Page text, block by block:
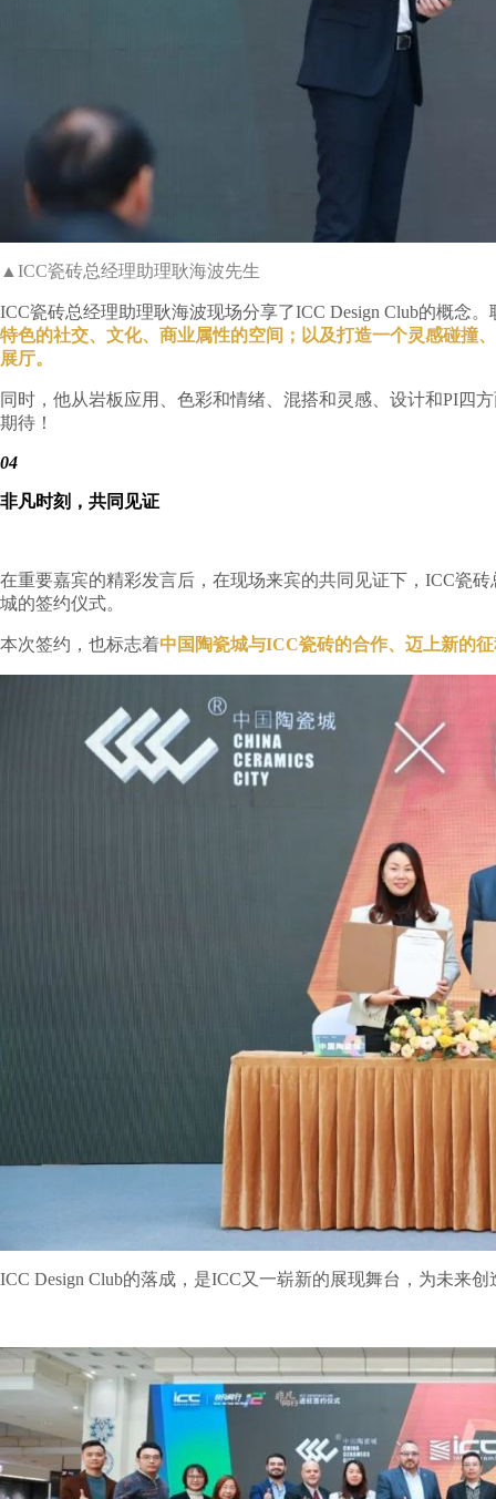
▲ICC瓷砖总经理助理耿海波先生
ICC瓷砖总经理助理耿海波现场分享了ICC Design Club的概念
特色的社交、文化、商业属性的空间；以及打造一个灵感碰撞
展厅。
同时，他从岩板应用、色彩和情绪、混搭和灵感、设计和PI四
期待！
04
非凡时刻，共同见证
在重要嘉宾的精彩发言后，在现场来宾的共同见证下，ICC瓷
城的签约仪式。
本次签约，也标志着中国陶瓷城与ICC瓷砖的合作、迈上新的
ICC Design Club的落成，是ICC又一崭新的展现舞台，为未来